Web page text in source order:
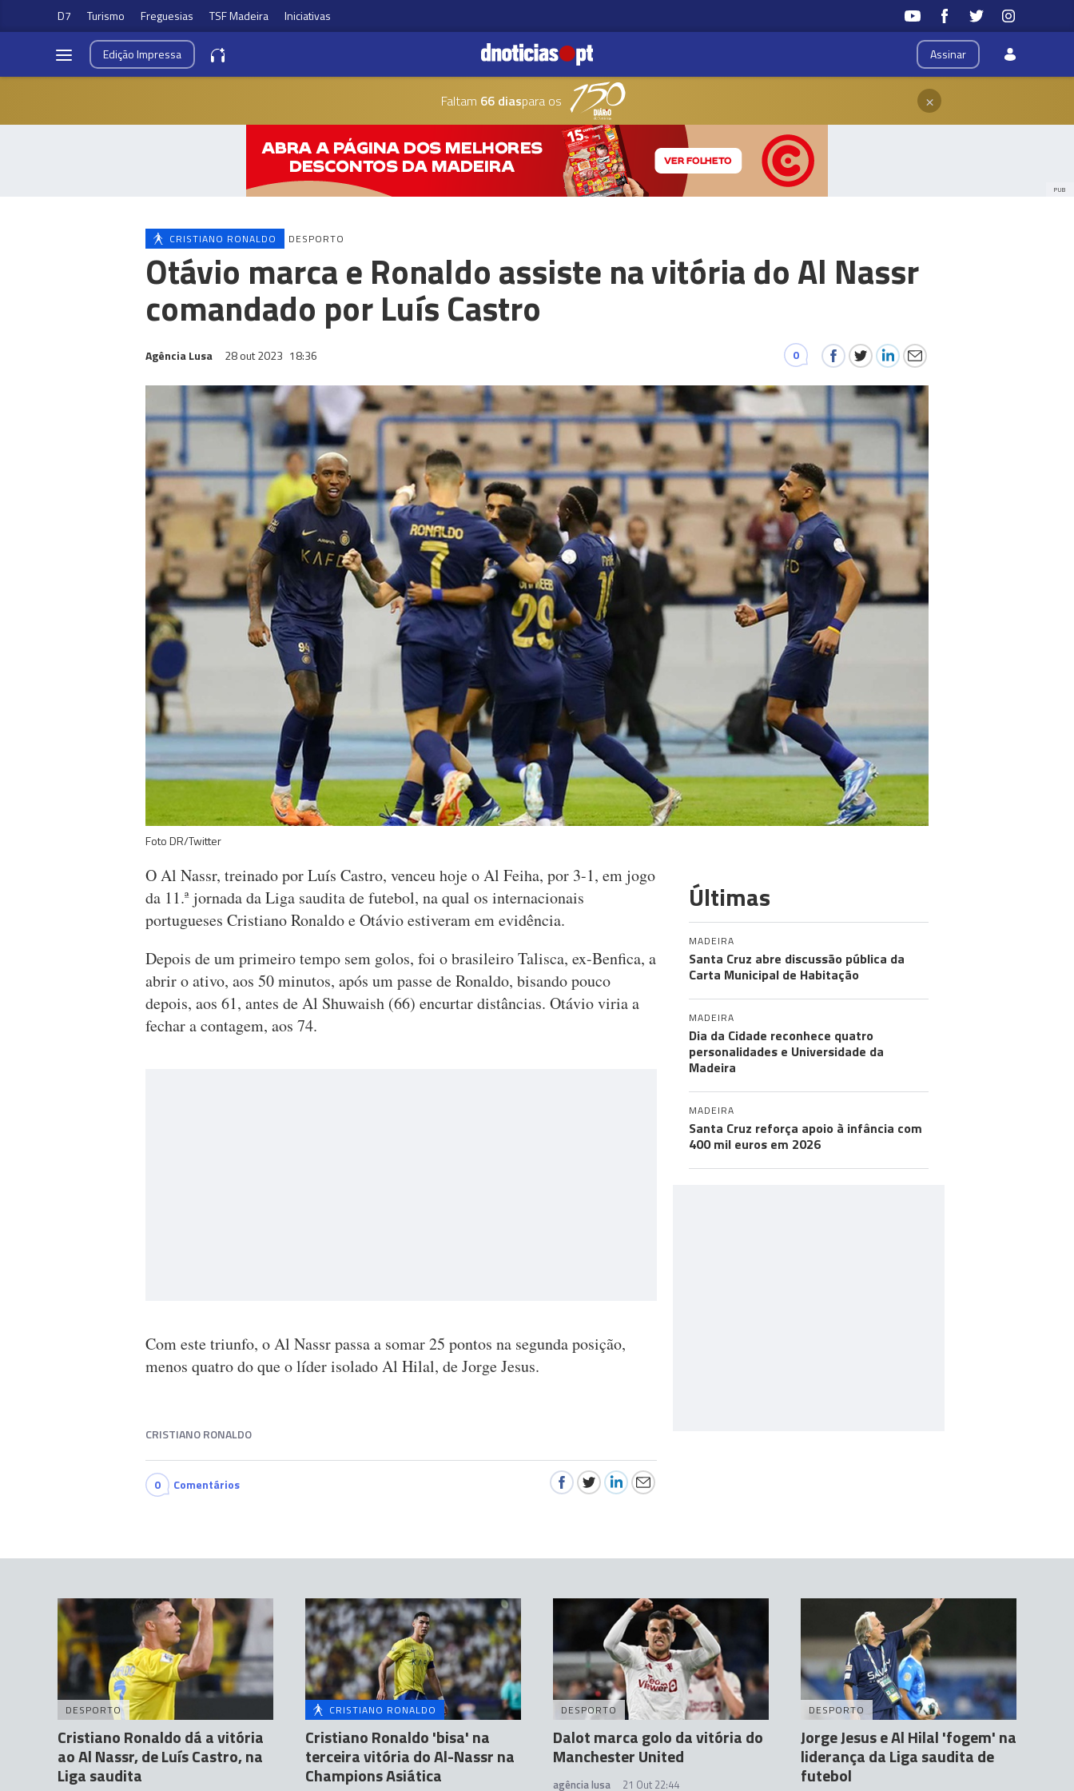
D7 Turismo Freguesias TSF Madeira Iniciativas
Assinar
EdiçãoImpressa
Faltam 66 diaspara os ×
PUB
CRISTIANO RONALDO DESPORTO
Otávio marca e Ronaldo assiste na vitória do Al Nassr
comandado por Luís Castro
Agência Lusa 28 out 2023 18:36 0
Foto DR/Twitter
O Al Nassr, treinado por Luís Castro, venceu hoje o Al Feiha, por 3-1, em jogo
da 11.ª jornada da Liga saudita de futebol, na qual os internacionais
portugueses Cristiano Ronaldo e Otávio estiveram em evidência.
Depois de um primeiro tempo sem golos, foi o brasileiro Talisca, ex-Benfica, a
abrir o ativo, aos 50 minutos, após um passe de Ronaldo, bisando pouco
depois, aos 61, antes de Al Shuwaish (66) encurtar distâncias. Otávio viria a
fechar a contagem, aos 74.
Com este triunfo, o Al Nassr passa a somar 25 pontos na segunda posição,
menos quatro do que o líder isolado Al Hilal, de Jorge Jesus.
CRISTIANO RONALDO
0 Comentários
Últimas
MADEIRA
Santa Cruz abre discussão pública da
Carta Municipal de Habitação
MADEIRA
Dia da Cidade reconhece quatro
personalidades e Universidade da
Madeira
MADEIRA
Santa Cruz reforça apoio à infância com
400 mil euros em 2026
DESPORTO
Cristiano Ronaldo dá a vitória
ao Al Nassr, de Luís Castro, na
Liga saudita
CRISTIANO RONALDO
Cristiano Ronaldo 'bisa' na
terceira vitória do Al-Nassr na
Champions Asiática
DESPORTO
Dalot marca golo da vitória do
Manchester United
agência lusa 21 Out 22:44
DESPORTO
Jorge Jesus e Al Hilal 'fogem' na
liderança da Liga saudita de
futebol